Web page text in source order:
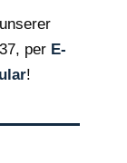
per E-
!